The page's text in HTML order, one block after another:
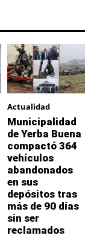
Actualidad
Municipalidad
de Yerba Buena
compactó 364
vehículos
abandonados
en sus
depósitos tras
más de 90 días
sin ser
reclamados